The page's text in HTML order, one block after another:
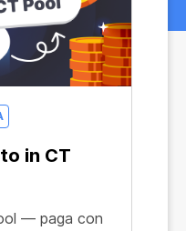
in CT
— paga con